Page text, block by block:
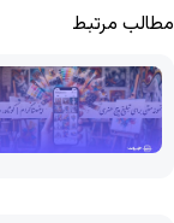
مطالب مرتبط